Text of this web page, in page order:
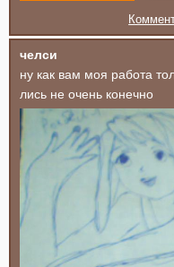
челси
ну как вам моя работа
лись не очень конечно